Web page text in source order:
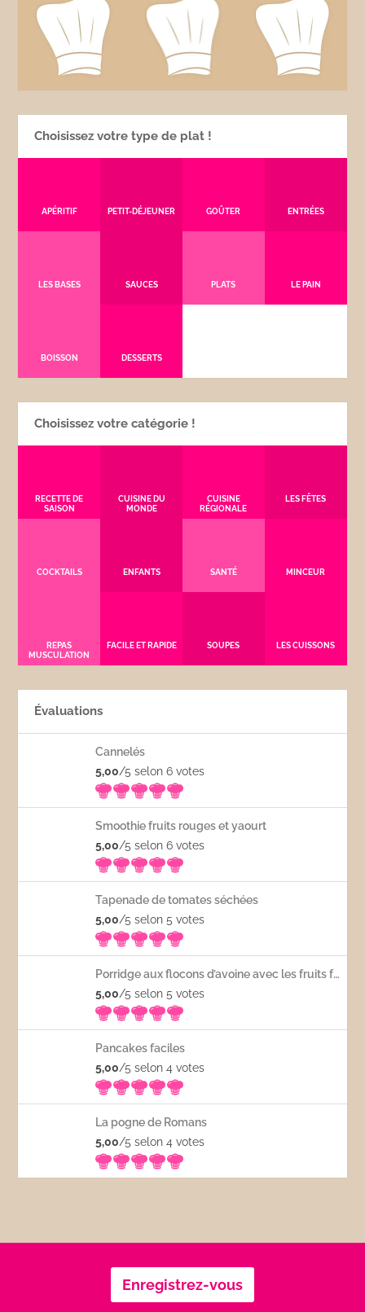
Choisissez votre type de plat !
APÉRITIF PETIT-DÉJEUNER GOÛTER ENTRÉES
LES BASES SAUCES PLATS LE PAIN
BOISSON DESSERTS
Choisissez votre catégorie !
RECETTE DE
SAISON
CUISINE DU
MONDE
CUISINE
RÉGIONALE
LES FÊTES
COCKTAILS ENFANTS SANTÉ MINCEUR
REPAS
MUSCULATION
FACILE ET RAPIDE SOUPES LES CUISSONS
Évaluations
Cannelés
5,00/5 selon 6votes
Smoothie fruits rouges et yaourt
5,00/5 selon 6votes
Tapenade de tomates séchées
5,00/5 selon 5votes
Porridge aux flocons d’avoine avec les fruits frais
5,00/5 selon 5votes
Pancakes faciles
5,00/5 selon 4votes
La pogne de Romans
5,00/5 selon 4votes
Enregistrez-vous